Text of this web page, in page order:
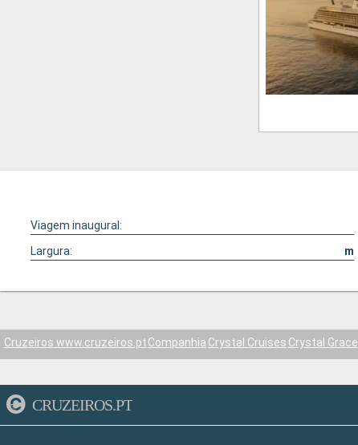
Viagem inaugural:
Largura:
m
Cruzeiros www.cruzeiros.ptCompanhia Crystal Cruises Crystal Grace
CRUZEIROS.PT